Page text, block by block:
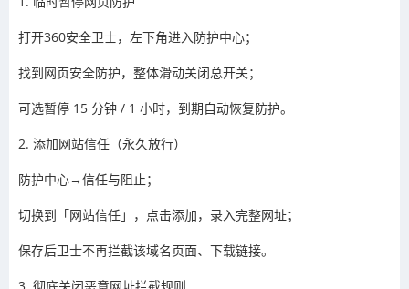
打开360安全卫士，左下角进入防护中心；
找到网页安全防护，整体滑动关闭总开关；
可选暂停 15 分钟 / 1 小时，到期自动恢复防护。
2. 添加网站信任（永久放行）
防护中心→信任与阻止；
切换到「网站信任」，点击添加，录入完整网址；
保存后卫士不再拦截该域名页面、下载链接。